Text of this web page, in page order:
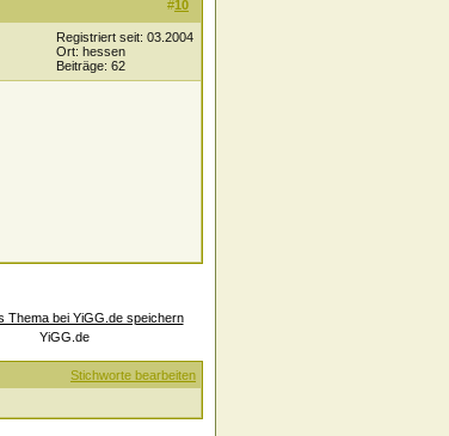
#10
Registriert seit: 03.2004
Ort: hessen
Beiträge: 62
YiGG.de
Stichworte bearbeiten